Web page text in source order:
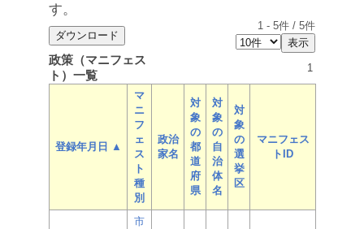
す。
1 - 5件 / 5件
政策（マニフェス
ト）一覧
1
登録年月日 ▲
マ
ニ
フ
ェ
ス
ト
種
別
政治
家名
対
象
の
都
道
府
県
対
象
の
自
治
体
名
対
象
の
選
挙
区
マニフェス
トID
市